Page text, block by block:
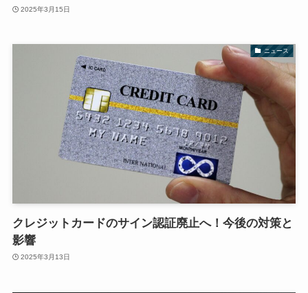
2025年3月15日
ニュース
クレジットカードのサイン認証廃止へ！今後の対策と
影響
2025年3月13日